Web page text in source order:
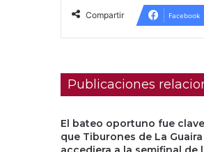
Compartir Facebook
Publicaciones
El bateo oportuno fue
que Tiburones de La Guaira